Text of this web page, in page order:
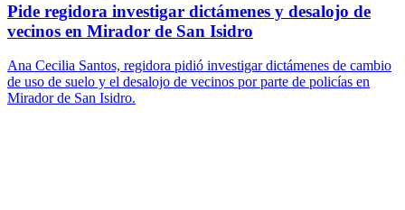
Pide regidora investigar dictámenes y desalojo de
vecinos en Mirador de San Isidro
Ana Cecilia Santos, regidora pidió investigar dictámenes de cambio
de uso de suelo y el desalojo de vecinos por parte de policías en
Mirador de San Isidro.